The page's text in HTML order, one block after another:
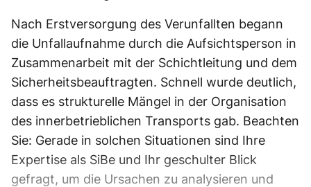
Nach Erstversorgung des Verunfallten begann
die Unfallaufnahme durch die Aufsichtsperson in
Zusammenarbeit mit der Schichtleitung und dem
Sicherheitsbeauftragten. Schnell wurde deutlich,
dass es strukturelle Mängel in der Organisation
des innerbetrieblichen Transports gab. Beachten
Sie: Gerade in solchen Situationen sind Ihre
Expertise als SiBe und Ihr geschulter Blick
gefragt, um die Ursachen zu analysieren und